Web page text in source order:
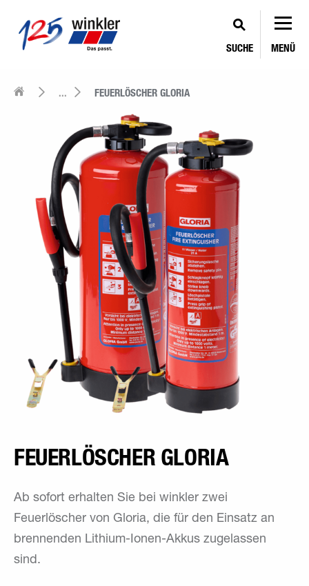
SUCHE MENÜ
... FEUERLÖSCHER GLORIA
FEUERLÖSCHER GLORIA
Ab sofort erhalten Sie bei winkler zwei
Feuerlöscher von Gloria, die für den Einsatz an
brennenden Lithium-Ionen-Akkus zugelassen
sind.